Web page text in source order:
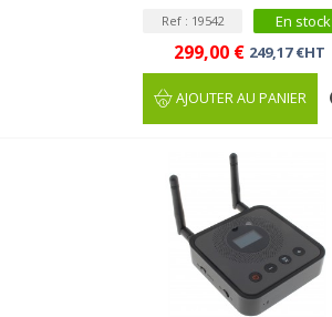
Ref : 19542 En stock
299,00 € 249,17 €HT
AJOUTER AU PANIER